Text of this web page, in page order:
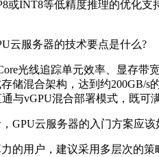
或INT8等低精度推理的优化
服务器的技术要点是什么?
光线追踪单元效率、显存带
储混合架构，达到约200GB/
与vGPU混合部署模式，既可
云服务器的入门方案应该
用户，建议采用多层次的策